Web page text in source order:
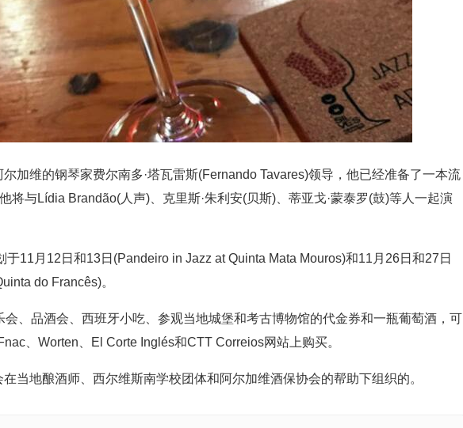
加维的钢琴家费尔南多·塔瓦雷斯(Fernando Tavares)领导，他已经准备了一本流
将与Lídia Brandão(人声)、克里斯·朱利安(贝斯)、蒂亚戈·蒙泰罗(鼓)等人一起演
于11月12日和13日(Pandeiro in Jazz at Quinta Mata Mouros)和11月26日和27日
do Francês)。
、品酒会、西班牙小吃、参观当地城堡和考古博物馆的代金券和一瓶葡萄酒，可
、Worten、El Corte Inglés和CTT Correios网站上购买。
当地酿酒师、西尔维斯南学校团体和阿尔加维酒保协会的帮助下组织的。